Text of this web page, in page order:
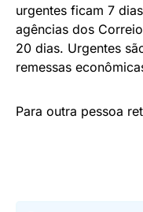
urgentes ficam 7
agências dos
20 dias. Urgentes
remessas
Para outra pessoa